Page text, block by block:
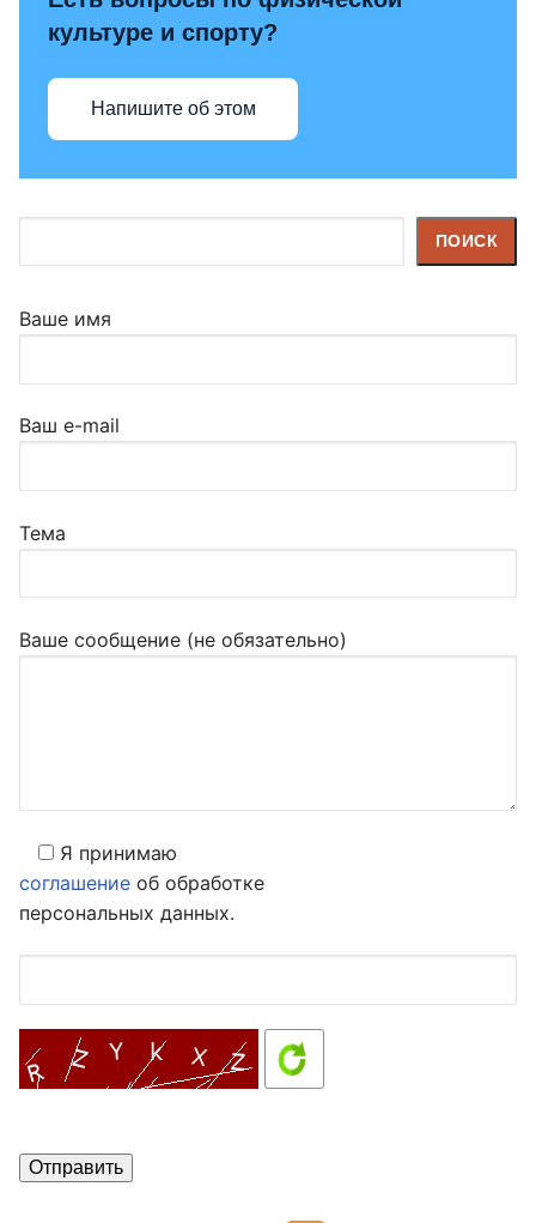
культуре и спорту?
Напишите об этом
ПОИСК
Ваше имя
Ваш e-mail
Тема
Ваше сообщение (не обязательно)
Я принимаю
соглашение об обработке
персональных данных.